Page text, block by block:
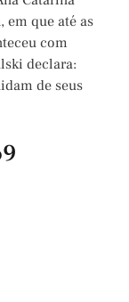
em que até as
com
declara:
de seus